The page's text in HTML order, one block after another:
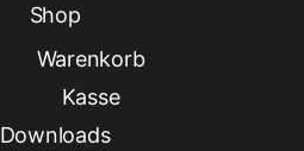
Shop
Warenkorb
Kasse
Downloads